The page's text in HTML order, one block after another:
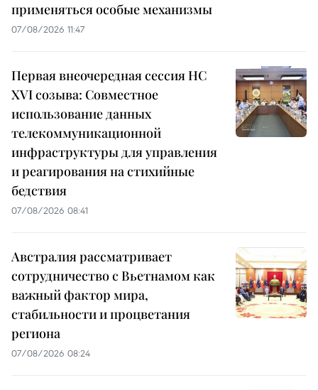
применяться особые механизмы
07/08/2026 11:47
Первая внеочередная сессия НС
XVI созыва: Совместное
использование данных
телекоммуникационной
инфраструктуры для управления
и реагирования на стихийные
бедствия
07/08/2026 08:41
Австралия рассматривает
сотрудничество с Вьетнамом как
важный фактор мира,
стабильности и процветания
региона
07/08/2026 08:24